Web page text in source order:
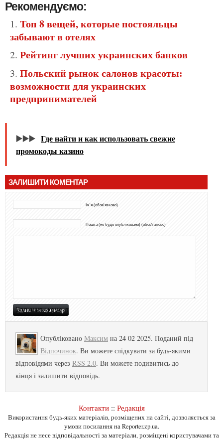
Рекомендуємо:
Топ 8 вещей, которые постояльцы
забывают в отелях
Рейтинг лучших украинских банков
Польский рынок салонов красоты:
возможности для украинских
предпринимателей
▶️▶️▶️ Где найти и как использовать свежие
промокоды казино
ЗАЛИШИТИ КОМЕНТАР
Ім'я (обов'язково)
Пошта (не буде опубліковано) (обов'язково)
Опубліковано Максим на 24 02 2025. Поданий під
Відпочинок. Ви можете слідкувати за будь-якими
відповідями через RSS 2.0. Ви можете подивитись до
кінця і залишити відповідь.
Контакти:: Редакція
Використання будь-яких матеріалів, розміщених на сайті, дозволяється за
умови посилання на Reporter.zp.ua.
Редакція не несе відповідальності за матеріали, розміщені користувачами та